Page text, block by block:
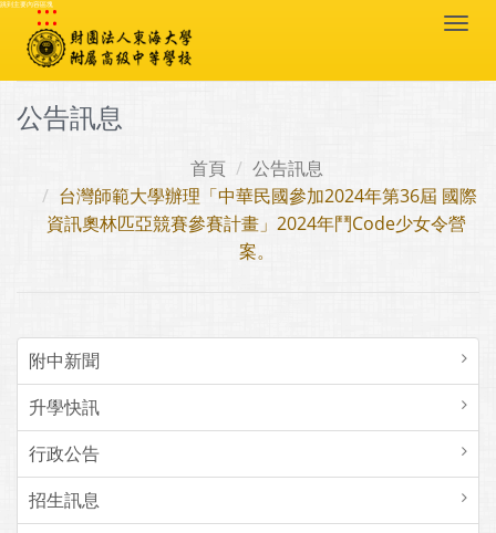
跳到主要內容區塊
:::
公告訊息
首頁
公告訊息
台灣師範大學辦理「中華民國參加2024年第36屆 國際
資訊奧林匹亞競賽參賽計畫」2024年鬥Code少女令營
案。
附中新聞
升學快訊
行政公告
招生訊息